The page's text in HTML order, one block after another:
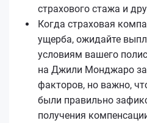
страхового стажа и
Когда страховая
ущерба, ожидайте
условиям вашего
на Джили Монджаро
факторов, но важно,
были правильно
получения